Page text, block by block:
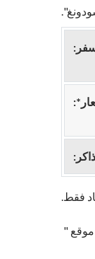
فقط.
موقع "